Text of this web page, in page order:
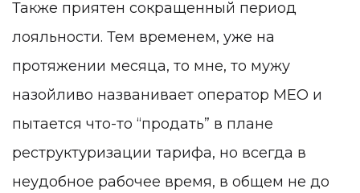
Также приятен сокращенный период
лояльности. Тем временем, уже на
протяжении месяца, то мне, то мужу
назойливо названивает оператор MEO и
пытается что-то “продать” в плане
реструктуризации тарифа, но всегда в
неудобное рабочее время, в общем не до